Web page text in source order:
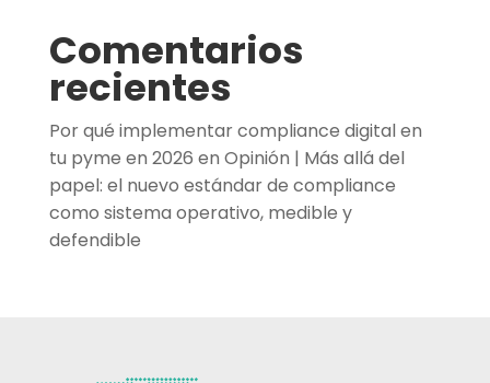
Comentarios
recientes
Por qué implementar compliance digital en
tu pyme en 2026 en Opinión | Más allá del
papel: el nuevo estándar de compliance
como sistema operativo, medible y
defendible